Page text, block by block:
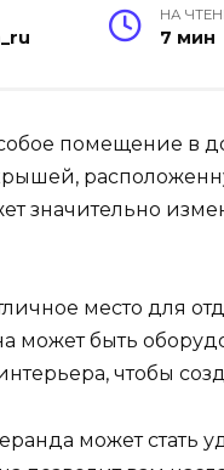
НА
7 мин
помещение в
значительно
место для
может быть
чтобы
может